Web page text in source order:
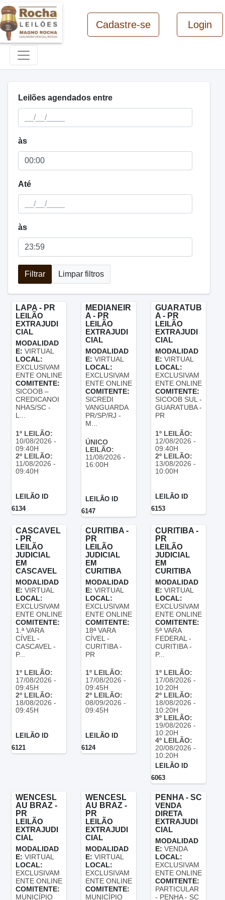
Cadastre-se Login
Leilões agendados entre
às
Até
às
Filtrar Limpar filtros
LAPA - PR
LEILÃO
EXTRAJUDI
CIAL
MODALIDAD
E: VIRTUAL
LOCAL:
EXCLUSIVAM
ENTE ONLINE
COMITENTE:
SICOOB –
CREDICANOI
NHAS/SC -
L...
1º LEILÃO:
10/08/2026 -
09:40H
2º LEILÃO:
11/08/2026 -
09:40H
LEILÃO ID
6134
MEDIANEIR
A - PR
LEILÃO
EXTRAJUDI
CIAL
MODALIDAD
E: VIRTUAL
LOCAL:
EXCLUSIVAM
ENTE ONLINE
COMITENTE:
SICREDI
VANGUARDA
PR/SP/RJ -
M...
ÚNICO
LEILÃO:
11/08/2026 -
16:00H
LEILÃO ID
6147
GUARATUB
A - PR
LEILÃO
EXTRAJUDI
CIAL
MODALIDAD
E: VIRTUAL
LOCAL:
EXCLUSIVAM
ENTE ONLINE
COMITENTE:
SICOOB SUL -
GUARATUBA -
PR
1º LEILÃO:
12/08/2026 -
09:40H
2º LEILÃO:
13/08/2026 -
10:00H
LEILÃO ID
6153
CASCAVEL
- PR
LEILÃO
JUDICIAL
EM
CASCAVEL
MODALIDAD
E: VIRTUAL
LOCAL:
EXCLUSIVAM
ENTE ONLINE
COMITENTE:
1.ª VARA
CÍVEL -
CASCAVEL -
P...
1º LEILÃO:
17/08/2026 -
09:45H
2º LEILÃO:
18/08/2026 -
09:45H
LEILÃO ID
6121
CURITIBA -
PR
LEILÃO
JUDICIAL
EM
CURITIBA
MODALIDAD
E: VIRTUAL
LOCAL:
EXCLUSIVAM
ENTE ONLINE
COMITENTE:
18ª VARA
CÍVEL -
CURITIBA -
PR
1º LEILÃO:
17/08/2026 -
09:45H
2º LEILÃO:
08/09/2026 -
09:45H
LEILÃO ID
6124
CURITIBA -
PR
LEILÃO
JUDICIAL
EM
CURITIBA
MODALIDAD
E: VIRTUAL
LOCAL:
EXCLUSIVAM
ENTE ONLINE
COMITENTE:
5ª VARA
FEDERAL -
CURITIBA -
P...
1º LEILÃO:
17/08/2026 -
10:20H
2º LEILÃO:
18/08/2026 -
10:20H
3º LEILÃO:
19/08/2026 -
10:20H
4º LEILÃO:
20/08/2026 -
10:20H
LEILÃO ID
6063
WENCESL
AU BRAZ -
PR
LEILÃO
EXTRAJUDI
CIAL
MODALIDAD
E: VIRTUAL
LOCAL:
EXCLUSIVAM
ENTE ONLINE
COMITENTE:
MUNICÍPIO
WENCESL
AU BRAZ -
PR
LEILÃO
EXTRAJUDI
CIAL
MODALIDAD
E: VIRTUAL
LOCAL:
EXCLUSIVAM
ENTE ONLINE
COMITENTE:
MUNICÍPIO
PENHA - SC
VENDA
DIRETA
EXTRAJUDI
CIAL
MODALIDAD
E: VENDA
LOCAL:
EXCLUSIVAM
ENTE ONLINE
COMITENTE:
PARTICULAR
- PENHA - SC